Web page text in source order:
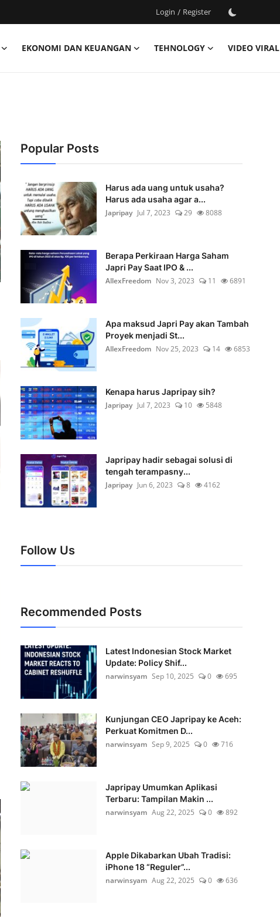
Login / Register
EKONOMI DAN KEUANGAN TEHNOLOGY
VIDEO VIRAL
Popular Posts
Harus ada uang untuk usaha?
Harus ada usaha agar a...
Japripay Jul 7, 2023 29 8088
Berapa Perkiraan Harga Saham
Japri Pay Saat IPO & ...
AllexFreedom Nov 3, 2023 11 6891
Apa maksud Japri Pay akan Tambah
Proyek menjadi St...
AllexFreedom Nov 25, 2023 14 6853
Kenapa harus Japripay sih?
Japripay Jul 7, 2023 10 5848
Japripay hadir sebagai solusi di
tengah terampasny...
Japripay Jun 6, 2023 8 4162
Follow Us
Recommended Posts
Latest Indonesian Stock Market
Update: Policy Shif...
narwinsyam Sep 10, 2025 0 695
Kunjungan CEO Japripay ke Aceh:
Perkuat Komitmen D...
narwinsyam Sep 9, 2025 0 716
Japripay Umumkan Aplikasi
Terbaru: Tampilan Makin ...
narwinsyam Aug 22, 2025 0 892
Apple Dikabarkan Ubah Tradisi:
iPhone 18 “Reguler”...
narwinsyam Aug 22, 2025 0 636